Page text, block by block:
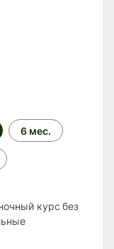
6 мес.
курс без